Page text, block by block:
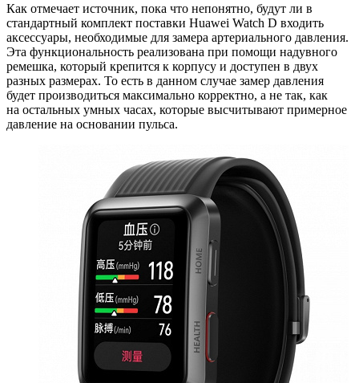
Как отмечает источник, пока что непонятно, будут ли в
стандартный комплект поставки Huawei Watch D входить
аксессуары, необходимые для замера артериального давления.
Эта функциональность реализована при помощи надувного
ремешка, который крепится к корпусу и доступен в двух
разных размерах. То есть в данном случае замер давления
будет производиться максимально корректно, а не так, как
на остальных умных часах, которые высчитывают примерное
давление на основании пульса.